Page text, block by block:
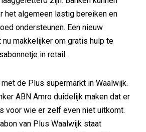
het algemeen lastig bereiken en
ondersteunen. Een nieuw
makkelijker om gratis hulp te
in retail.
de Plus supermarkt in Waalwijk.
ABN Amro duidelijk maken dat er
voor wie er zelf even niet uitkomt.
van Plus Waalwijk staat